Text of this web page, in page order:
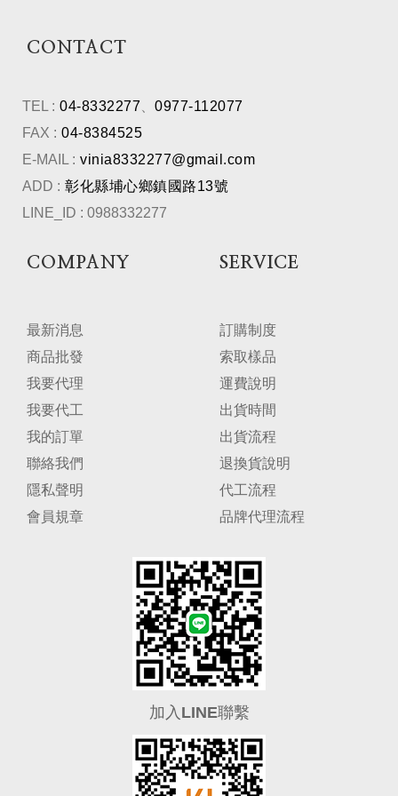
CONTACT
TEL : 04-8332277
0977-112077
FAX : 04-8384525
E-MAIL : vinia8332277@gmail.com
ADD : 彰化縣埔心鄉鎮國路13號
LINE_ID : 0988332277
COMPANY
最新消息
商品批發
我要代理
我要代工
我的訂單
聯絡我們
隱私聲明
會員規章
SERVICE
訂購制度
索取樣品
運費說明
出貨時間
出貨流程
退換貨說明
代工流程
品牌代理流程
加入LINE聯繫